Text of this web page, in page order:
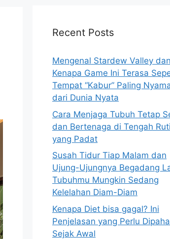
f
r
:
Recent Posts
Mengenal Stardew Valley dan
Kenapa Game Ini Terasa
Tempat “Kabur” Paling
dari Dunia Nyata
Cara Menjaga Tubuh Tetap
dan Bertenaga di Tengah
yang Padat
Susah Tidur Tiap Malam dan
Ujung-Ujungnya Begadang
Tubuhmu Mungkin Sedang
Kelelahan Diam-Diam
Kenapa Diet bisa gagal? Ini
Penjelasan yang Perlu
Sejak Awal